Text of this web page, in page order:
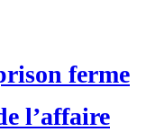
ferme
l’affaire